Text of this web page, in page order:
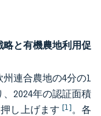
と有機農地利用促
連合農地の4分の1
2024年の認証面積
し上げます [1]。各